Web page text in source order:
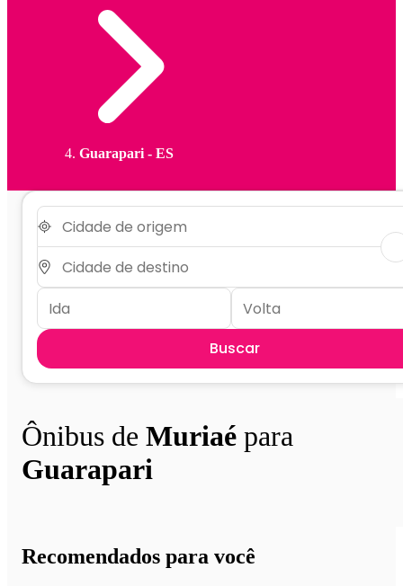
Guarapari - ES
Buscar
Ônibus de Muriaé para
Guarapari
Recomendados para você